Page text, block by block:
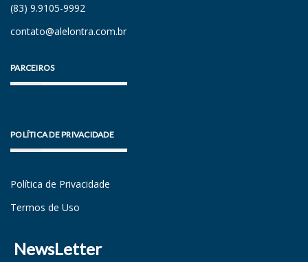
(83) 9.9105-9992
contato@alelontra.com.br
PARCEIROS
POLÍTICA DE PRIVACIDADE
Política de Privacidade
Termos de Uso
NewsLetter